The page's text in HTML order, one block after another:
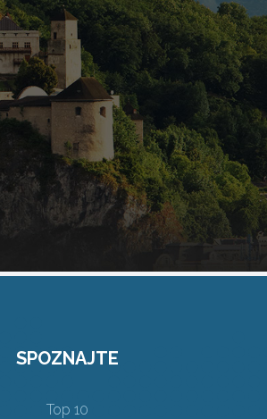
SPOZNAJTE
Top 10